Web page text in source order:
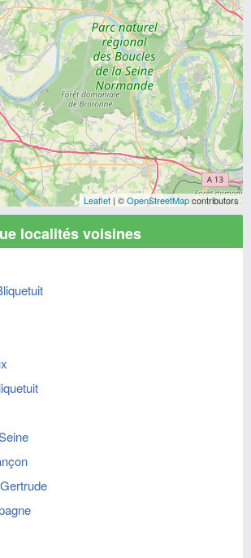
Leaflet | ©OpenStreetMapcontributors
localités voisines